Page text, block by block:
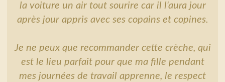
la voiture un air tout sourire car il l'aura jour
après jour appris avec ses copains et copines.
Je ne peux que recommander cette crèche, qui
est le lieu parfait pour que ma fille pendant
mes journées de travail apprenne, le respect